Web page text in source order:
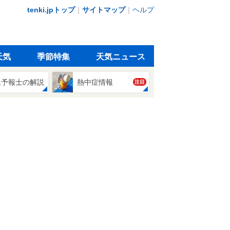
tenki.jpトップ｜ サイトマップ｜ ヘルプ
気 季節特集 天気ニュース
報士の解説 熱中症情報 注目